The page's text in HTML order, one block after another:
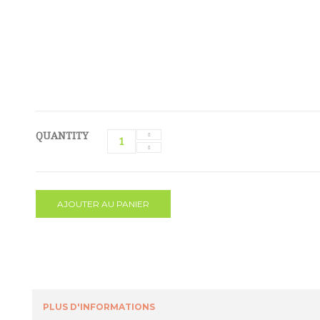
QUANTITY
AJOUTER AU PANIER
PLUS D'INFORMATIONS